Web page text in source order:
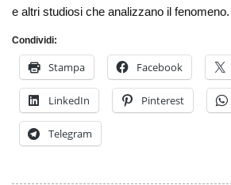
e altri studiosi che analizzano il fenomeno.
Condividi:
Stampa Facebook
LinkedIn Pinterest
Telegram